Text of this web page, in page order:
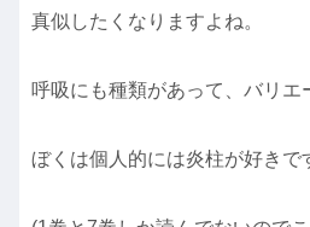
真似したくなりますよね。
呼吸にも種類があって、バリエ
ぼくは個人的には炎柱が好きで